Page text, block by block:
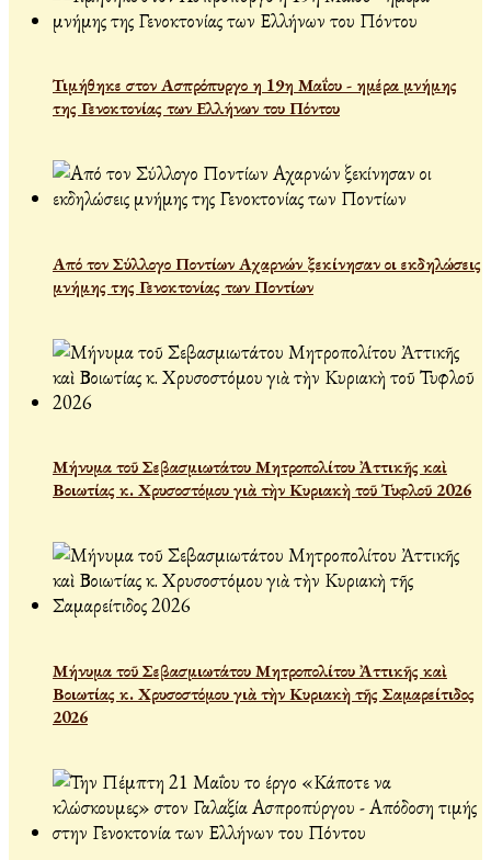
Τιμήθηκε στον Ασπρόπυργο η 19η Μαΐου - ημέρα μνήμης
της Γενοκτονίας των Ελλήνων του Πόντου
Από τον Σύλλογο Ποντίων Αχαρνών ξεκίνησαν οι εκδηλώσεις
μνήμης της Γενοκτονίας των Ποντίων
Μήνυμα τοῦ Σεβασμιωτάτου Μητροπολίτου Ἀττικῆς καὶ
Βοιωτίας κ. Χρυσοστόμου γιὰ τὴν Κυριακὴ τοῦ Τυφλοῦ 2026
Μήνυμα τοῦ Σεβασμιωτάτου Μητροπολίτου Ἀττικῆς καὶ
Βοιωτίας κ. Χρυσοστόμου γιὰ τὴν Κυριακὴ τῆς Σαμαρείτιδος
2026